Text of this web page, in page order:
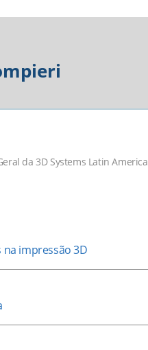
da 3D Systems Latin America
impressão 3D